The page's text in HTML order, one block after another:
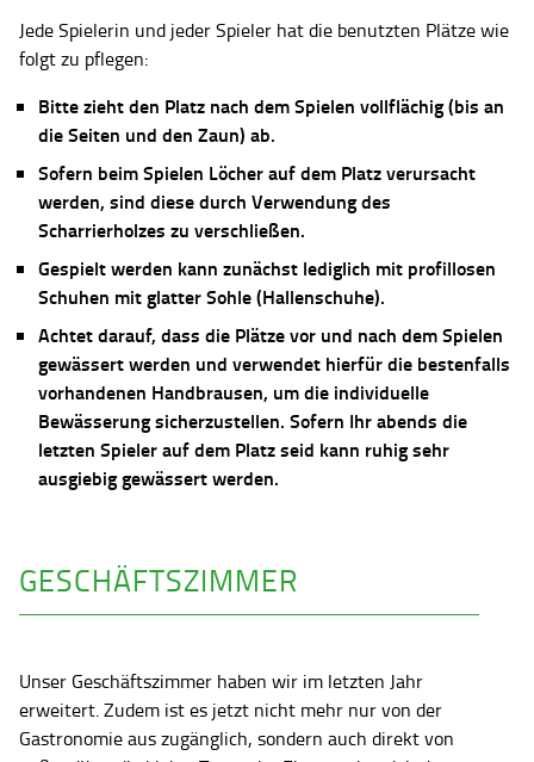
Jede Spielerin und jeder Spieler hat die benutzten Plätze wie
folgt zu pflegen:
Bitte zieht den Platz nach dem Spielen vollflächig (bis an
die Seiten und den Zaun) ab.
Sofern beim Spielen Löcher auf dem Platz verursacht
werden, sind diese durch Verwendung des
Scharrierholzes zu verschließen.
Gespielt werden kann zunächst lediglich mit profillosen
Schuhen mit glatter Sohle (Hallenschuhe).
Achtet darauf, dass die Plätze vor und nach dem Spielen
gewässert werden und verwendet hierfür die bestenfalls
vorhandenen Handbrausen, um die individuelle
Bewässerung sicherzustellen. Sofern Ihr abends die
letzten Spieler auf dem Platz seid kann ruhig sehr
ausgiebig gewässert werden.
GESCHÄFTSZIMMER
Unser Geschäftszimmer haben wir im letzten Jahr
erweitert. Zudem ist es jetzt nicht mehr nur von der
Gastronomie aus zugänglich, sondern auch direkt von